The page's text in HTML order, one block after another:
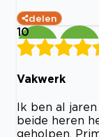
delen
10
Vakwerk
Ik ben al
beide heren
geholpen.